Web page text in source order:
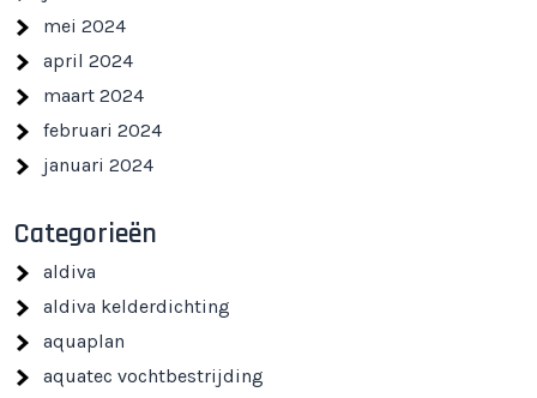
mei 2024
april 2024
maart 2024
februari 2024
januari 2024
Categorieën
aldiva
aldiva kelderdichting
aquaplan
aquatec vochtbestrijding